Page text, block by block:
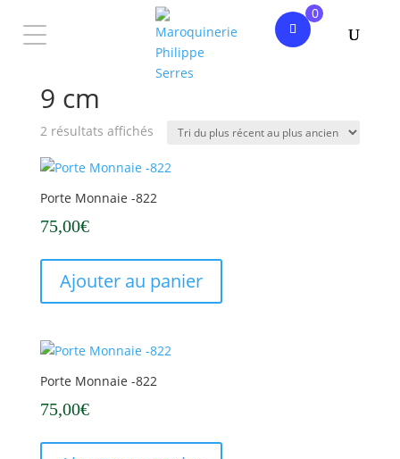
0
/ Produit Hauteur / 9 cm
9 cm
2 résultats affichésTrié
plus
récent
Porte Monnaie -822
75,00€
Ajouter au panier
Porte Monnaie -822
75,00€